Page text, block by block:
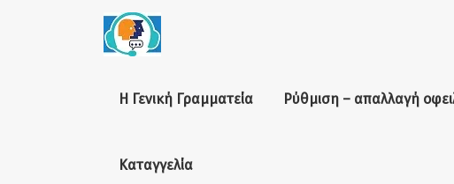
Η Γενική Γραμματεία Ρύθμιση – απαλλαγή
Καταγγελία